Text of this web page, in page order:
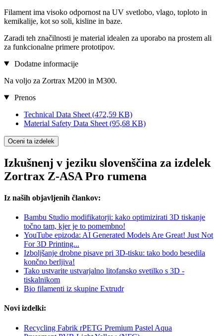
Filament ima visoko odpornost na UV svetlobo, vlago, toploto in
kemikalije, kot so soli, kisline in baze.
Zaradi teh značilnosti je material idealen za uporabo na prostem ali
za funkcionalne primere prototipov.
Dodatne informacije
Na voljo za Zortrax M200 in M300.
Prenos
Technical Data Sheet (472,59 KB)
Material Safety Data Sheet (95,68 KB)
Oceni ta izdelek
Izkušnenj v jeziku slovenščina za izdelek
Zortrax Z-ASA Pro rumena
Iz naših objavljenih člankov:
Bambu Studio modifikatorji: kako optimizirati 3D tiskanje
točno tam, kjer je to pomembno!
YouTube epizoda: AI Generated Models Are Great! Just Not
For 3D Printing...
Izboljšanje drobne pisave pri 3D-tisku: tako bodo besedila
končno berljiva!
Tako ustvarite ustvarjalno litofansko svetilko s 3D -
tiskalnikom
Bio filamenti iz skupine Extrudr
Novi izdelki:
Recycling Fabrik rPETG Premium Pastel Aqua